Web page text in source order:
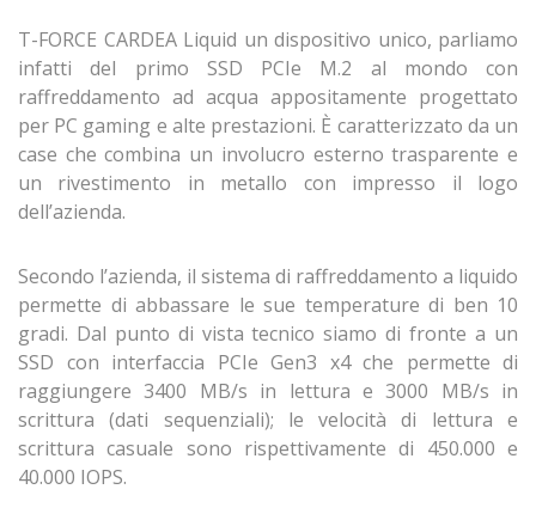
T-FORCE CARDEA Liquid un dispositivo unico, parliamo
infatti del primo SSD PCIe M.2 al mondo con
raffreddamento ad acqua appositamente progettato
per PC gaming e alte prestazioni. È caratterizzato da un
case che combina un involucro esterno trasparente e
un rivestimento in metallo con impresso il logo
dell’azienda.
Secondo l’azienda, il sistema di raffreddamento a liquido
permette di abbassare le sue temperature di ben 10
gradi. Dal punto di vista tecnico siamo di fronte a un
SSD con interfaccia PCIe Gen3 x4 che permette di
raggiungere 3400 MB/s in lettura e 3000 MB/s in
scrittura (dati sequenziali); le velocità di lettura e
scrittura casuale sono rispettivamente di 450.000 e
40.000 IOPS.